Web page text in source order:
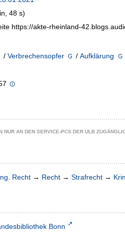
48 s)
https://akte-rheinland-
/ Verbrechensopfer / Aufklärung
AN DEN SERVICE-PCS DER ULB
Recht → Recht → Strafrecht →
Bonn